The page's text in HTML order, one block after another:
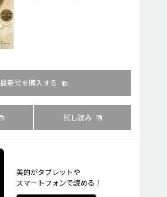
最新号を購入する
試し読み
美的がタブレットや
スマートフォンで読める！